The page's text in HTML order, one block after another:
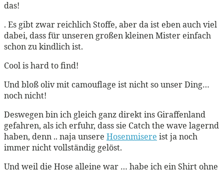
das!
. Es gibt zwar reichlich Stoffe, aber da ist eben auch viel
dabei, dass für unseren großen kleinen Mister einfach
schon zu kindlich ist.
Cool is hard to find!
Und bloß oliv mit camouflage ist nicht so unser Ding…
noch nicht!
Deswegen bin ich gleich ganz direkt ins Giraffenland
gefahren, als ich erfuhr, dass sie Catch the wave lagernd
haben, denn .. naja unsere Hosenmisere ist ja noch
immer nicht vollständig gelöst.
Und weil die Hose alleine war … habe ich ein Shirt ohne